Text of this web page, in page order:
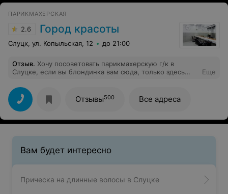
ПАРИКМАХЕРСКАЯ
2.6 Город красоты
Слуцк, ул. Копыльская, 12 до 21:00
Отзыв. Хочу посоветовать парикмахерскую г/к в
Слуцке, если вы блондинка вам сюда, только здесь
понравилось, еще очень порадовали цены на мужские
стрижки, можно без особых затрат подстричь всю
семью
Еще
Отзывы500 Все адреса
Вам будет интересно
Прическа на длинные волосы в Слуцке